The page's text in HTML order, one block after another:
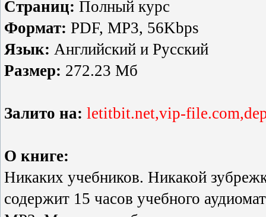
Страниц: Полный курс
Формат: PDF, MP3, 56Kbps
Язык: Английский и Русский
Размер: 272.23 Мб
Залито на: letitbit.net,vip-
О книге:
Никаких учебников. Никакой
содержит 15 часов учебного